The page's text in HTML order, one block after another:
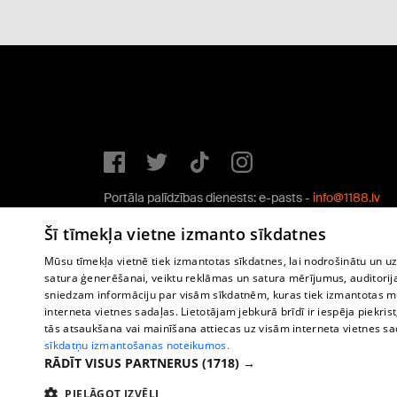
Portāla palīdzības dienests: e-pasts - info@1188.lv
Copyright © 2004-2026 SIA HELIO MEDIA.
Šī tīmekļa vietne izmanto sīkdatnes
Mūsu tīmekļa vietnē tiek izmantotas sīkdatnes, lai nodrošinātu un
satura ģenerēšanai, veiktu reklāmas un satura mērījumus,
sniedzam informāciju par visām sīkdatnēm, kuras tiek izmantotas
interneta vietnes sadaļas. Lietotājam jebkurā brīdī ir iespēja
tās atsaukšana vai mainīšana attiecas uz visām interneta vietnes
sīkdatņu izmantošanas noteikumos.
RĀDĪT VISUS PARTNERUS (1718) →
PIELĀGOT IZVĒLI